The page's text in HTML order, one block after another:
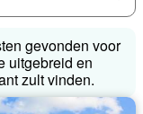
gevonden voor
uitgebreid en
zult vinden.